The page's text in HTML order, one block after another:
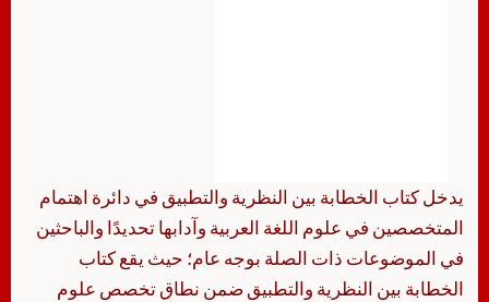
يدخل كتاب الخطابة بين النظرية والتطبيق في دائرة اهتمام
المتخصصين في علوم اللغة العربية وآدابها تحديدًا والباحثين
في الموضوعات ذات الصلة بوجه عام؛ حيث يقع كتاب
الخطابة بين النظرية والتطبيق ضمن نطاق تخصص علوم